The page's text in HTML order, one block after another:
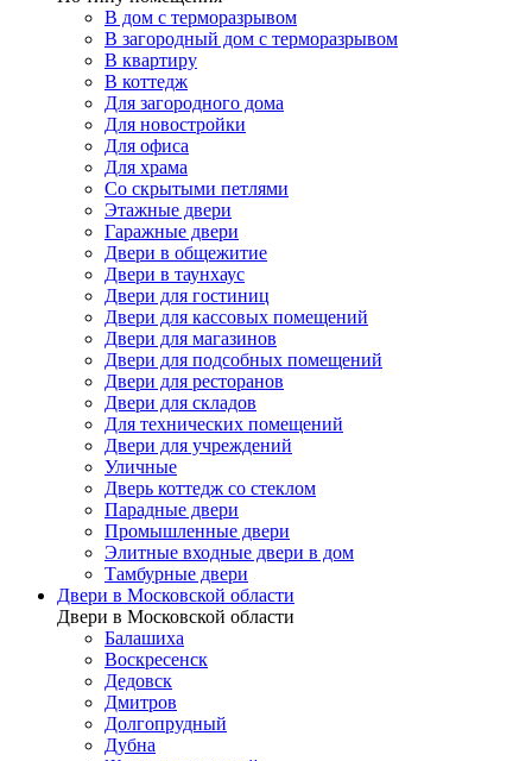
В дом с терморазрывом
В загородный дом с терморазрывом
В квартиру
В коттедж
Для загородного дома
Для новостройки
Для офиса
Для храма
Со скрытыми петлями
Этажные двери
Гаражные двери
Двери в общежитие
Двери в таунхаус
Двери для гостиниц
Двери для кассовых помещений
Двери для магазинов
Двери для подсобных помещений
Двери для ресторанов
Двери для складов
Для технических помещений
Двери для учреждений
Уличные
Дверь коттедж со стеклом
Парадные двери
Промышленные двери
Элитные входные двери в дом
Тамбурные двери
Двери в Московской области
Двери в Московской области
Балашиха
Воскресенск
Дедовск
Дмитров
Долгопрудный
Дубна